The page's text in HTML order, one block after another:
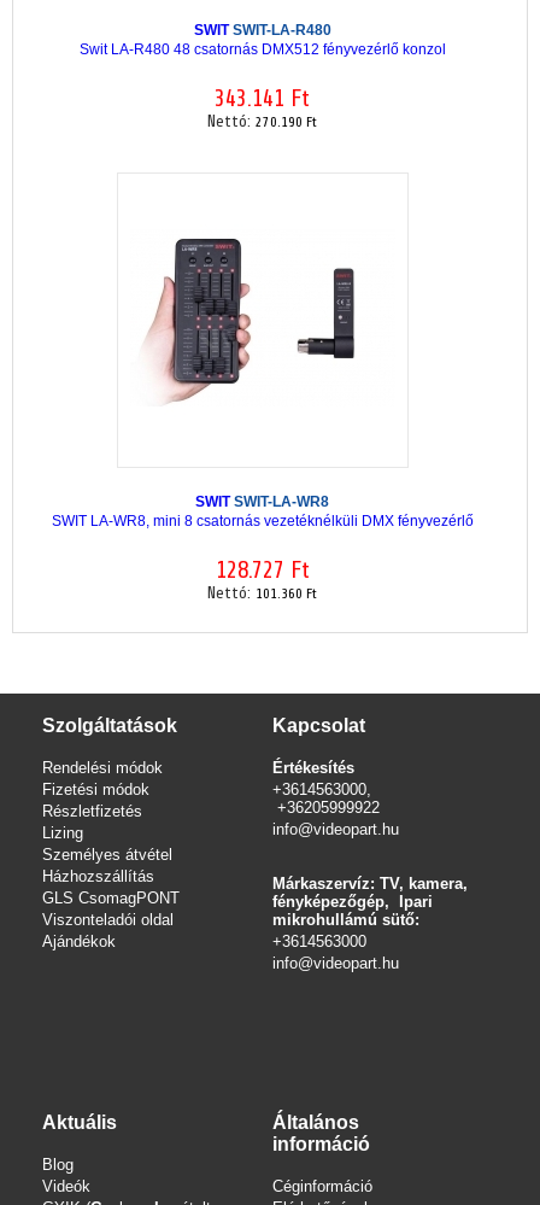
SWITSWIT-LA-R480
Swit LA-R480 48 csatornás DMX512 fényvezérlő konzol
343.141 Ft
Nettó: 270.190 Ft
SWITSWIT-LA-WR8
SWIT LA-WR8, mini 8 csatornás vezetéknélküli DMX fényvezérlő
128.727 Ft
Nettó: 101.360 Ft
Szolgáltatások
Rendelési módok
Fizetési módok
Részletfizetés
Lizing
Személyes átvétel
Házhozszállítás
GLS CsomagPONT
Viszonteladói oldal
Ajándékok
Kapcsolat
Értékesítés
+3614563000,
+36205999922
info@videopart.hu
Márkaszervíz: TV, kamera,
fényképezőgép, Ipari
mikrohullámú sütő:
+3614563000
info@videopart.hu
Aktuális
Blog
Videók
Általános
információ
Céginformáció